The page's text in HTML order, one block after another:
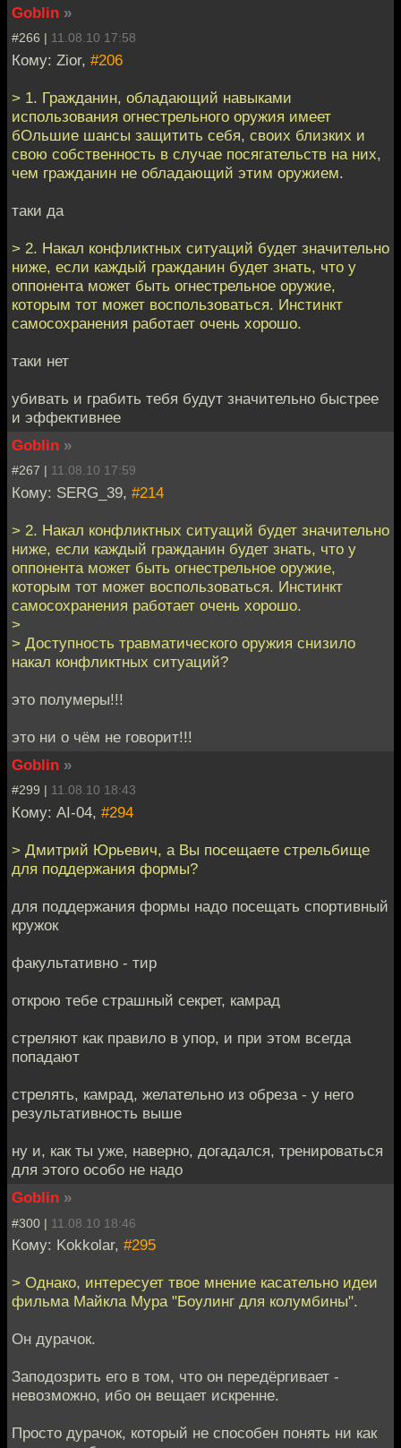
Goblin »
#266 | 11.08.10 17:58
Кому: Zior, #206
> 1. Гражданин, обладающий навыками
использования огнестрельного оружия имеет
бОльшие шансы защитить себя, своих близких и
свою собственность в случае посягательств на них,
чем гражданин не обладающий этим оружием.
таки да
> 2. Накал конфликтных ситуаций будет значительно
ниже, если каждый гражданин будет знать, что у
оппонента может быть огнестрельное оружие,
которым тот может воспользоваться. Инстинкт
самосохранения работает очень хорошо.
таки нет
убивать и грабить тебя будут значительно быстрее
и эффективнее
Goblin »
#267 | 11.08.10 17:59
Кому: SERG_39, #214
> 2. Накал конфликтных ситуаций будет значительно
ниже, если каждый гражданин будет знать, что у
оппонента может быть огнестрельное оружие,
которым тот может воспользоваться. Инстинкт
самосохранения работает очень хорошо.
>
> Доступность травматического оружия снизило
накал конфликтных ситуаций?
это полумеры!!!
это ни о чём не говорит!!!
Goblin »
#299 | 11.08.10 18:43
Кому: AI-04, #294
> Дмитрий Юрьевич, а Вы посещаете стрельбище
для поддержания формы?
для поддержания формы надо посещать спортивный
кружок
факультативно - тир
открою тебе страшный секрет, камрад
стреляют как правило в упор, и при этом всегда
попадают
стрелять, камрад, желательно из обреза - у него
результативность выше
ну и, как ты уже, наверно, догадался, тренироваться
для этого особо не надо
Goblin »
#300 | 11.08.10 18:46
Кому: Kokkolar, #295
> Однако, интересует твое мнение касательно идеи
фильма Майкла Мура "Боулинг для колумбины".
Он дурачок.
Заподозрить его в том, что он передёргивает -
невозможно, ибо он вещает искренне.
Просто дурачок, который не способен понять ни как